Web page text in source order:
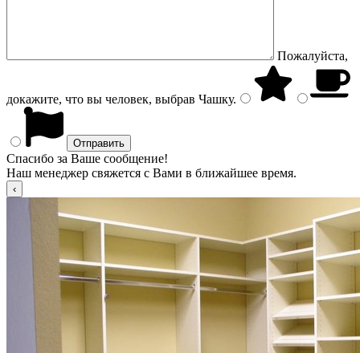
Пожалуйста,
докажите, что вы человек, выбрав Чашку.
Спасибо за Ваше сообщение!
Наш менеджер свяжется с Вами в ближайшее время.